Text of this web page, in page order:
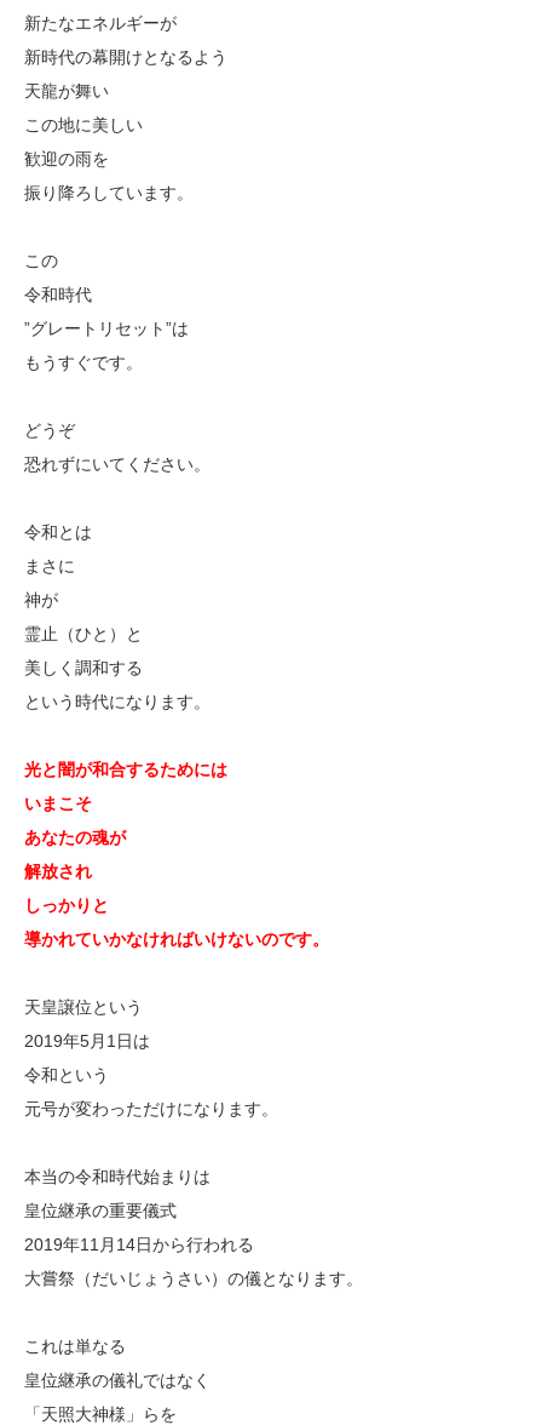
新たなエネルギーが
新時代の幕開けとなるよう
天龍が舞い
この地に美しい
歓迎の雨を
振り降ろしています。
この
令和時代
”グレートリセット”は
もうすぐです。
どうぞ
恐れずにいてください。
令和とは
まさに
神が
霊止（ひと）と
美しく調和する
という時代になります。
光と闇が和合するためには
いまこそ
あなたの魂が
解放され
しっかりと
導かれていかなければいけないのです。
天皇譲位という
2019年5月1日は
令和という
元号が変わっただけになります。
本当の令和時代始まりは
皇位継承の重要儀式
2019年11月14日から行われる
大嘗祭（だいじょうさい）の儀となります。
これは単なる
皇位継承の儀礼ではなく
「天照大神様」らを